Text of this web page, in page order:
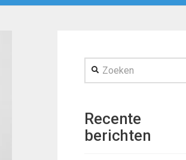
Zoeken
Recente
berichten